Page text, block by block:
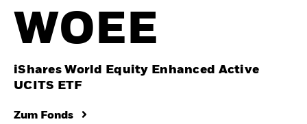
WOEE
iShares World Equity Enhanced Active
UCITS ETF
Zum Fonds